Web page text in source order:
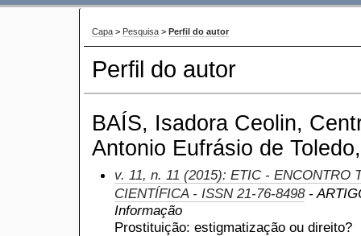
Capa > Pesquisa > Perfil do autor
Perfil do autor
BAÍS, Isadora Ceolin,
Antonio Eufrásio de
v. 11, n. 11 (2015): ETIC - ENCONTRO
CIENTÍFICA - ISSN 21-76-8498-
Informação
Prostituição: estigmatização ou direito?